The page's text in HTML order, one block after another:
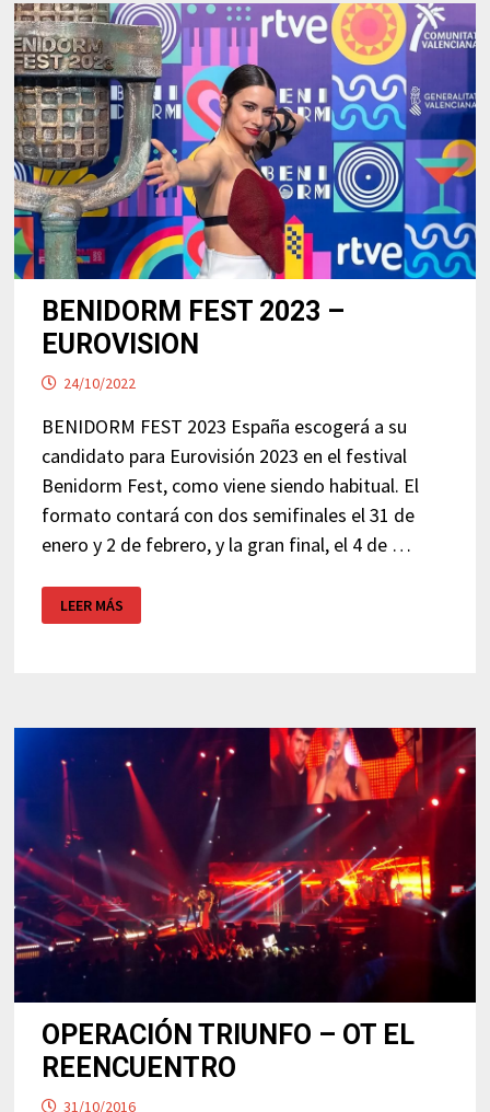
BENIDORM FEST 2023 –
EUROVISION
24/10/2022
BENIDORM FEST 2023 España escogerá a su
candidato para Eurovisión 2023 en el festival
Benidorm Fest, como viene siendo habitual. El
formato contará con dos semifinales el 31 de
enero y 2 de febrero, y la gran final, el 4 de …
BENIDORM
FEST
2023
LEER MÁS
OPERACIÓN TRIUNFO – OT EL
REENCUENTRO
31/10/2016